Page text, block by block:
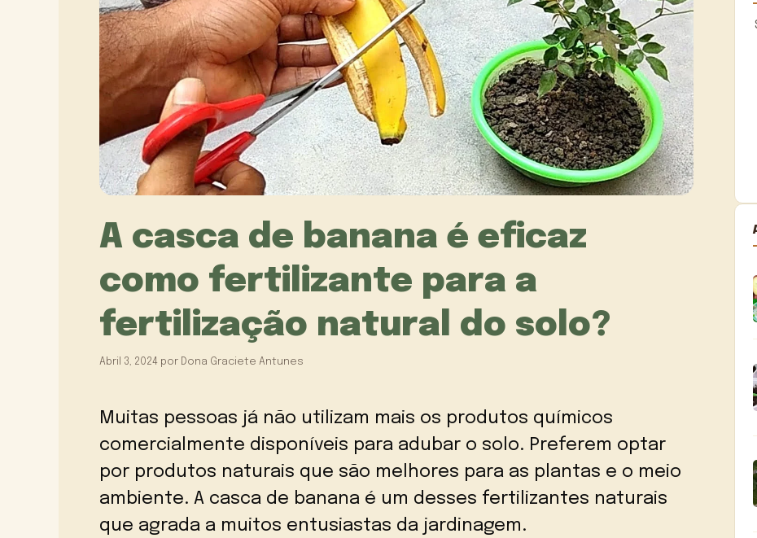
A casca de banana é eficaz
como fertilizante para a
fertilização natural do solo?
Abril 3, 2024 por Dona Graciete Antunes
Muitas pessoas já não utilizam mais os produtos químicos
comercialmente disponíveis para adubar o solo. Preferem optar
por produtos naturais que são melhores para as plantas e o meio
ambiente. A casca de banana é um desses fertilizantes naturais
que agrada a muitos entusiastas da jardinagem.